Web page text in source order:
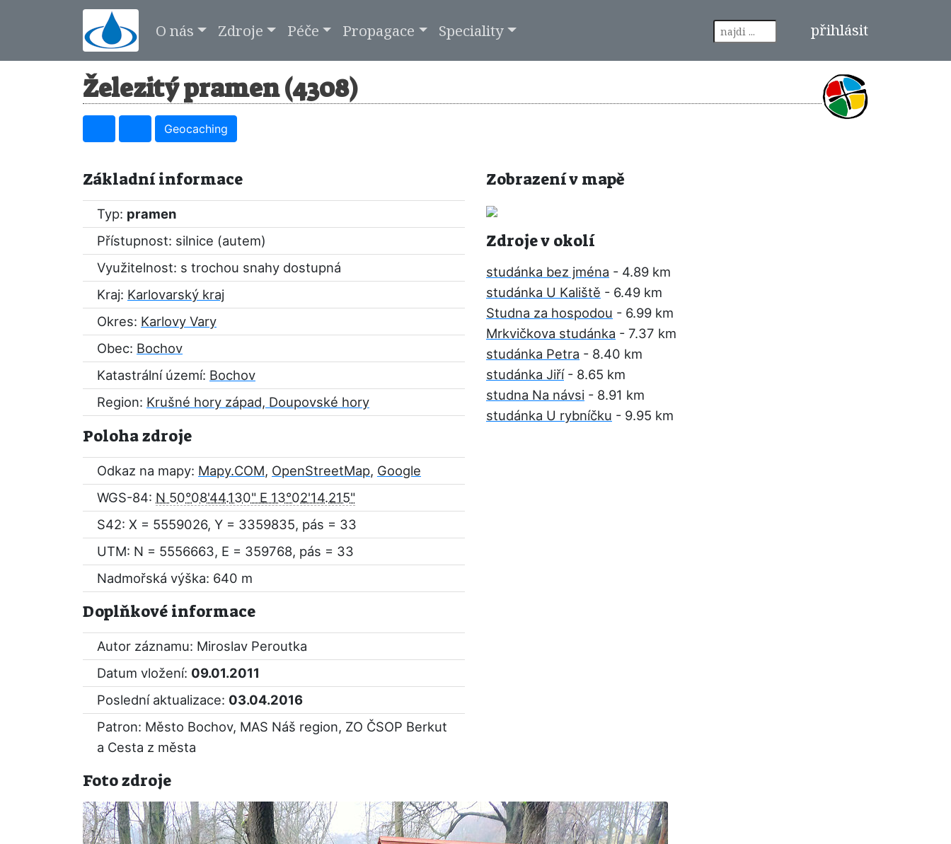
O nás Zdroje Péče Propagace Speciality přihlásit
Železitý pramen (4308)
Geocaching
Základní informace
Typ: pramen
Přístupnost: silnice (autem)
Využitelnost: s trochou snahy dostupná
Kraj: Karlovarský kraj
Okres: Karlovy Vary
Obec: Bochov
Katastrální území: Bochov
Region: Krušné hory západ, Doupovské hory
Poloha zdroje
Odkaz na mapy: Mapy.COM, OpenStreetMap, Google
WGS-84: N 50°08'44.130" E 13°02'14.215"
S42: X = 5559026, Y = 3359835, pás = 33
UTM: N = 5556663, E = 359768, pás = 33
Nadmořská výška: 640 m
Doplňkové informace
Autor záznamu: Miroslav Peroutka
Datum vložení: 09.01.2011
Poslední aktualizace: 03.04.2016
Patron: Město Bochov, MAS Náš region, ZO ČSOP Berkut
a Cesta z města
Zobrazení v mapě
Zdroje v okolí
studánka bez jména - 4.89 km
studánka U Kaliště - 6.49 km
Studna za hospodou - 6.99 km
Mrkvičkova studánka - 7.37 km
studánka Petra - 8.40 km
studánka Jiří- 8.65 km
studna Na návsi - 8.91 km
studánka U rybníčku - 9.95 km
Foto zdroje